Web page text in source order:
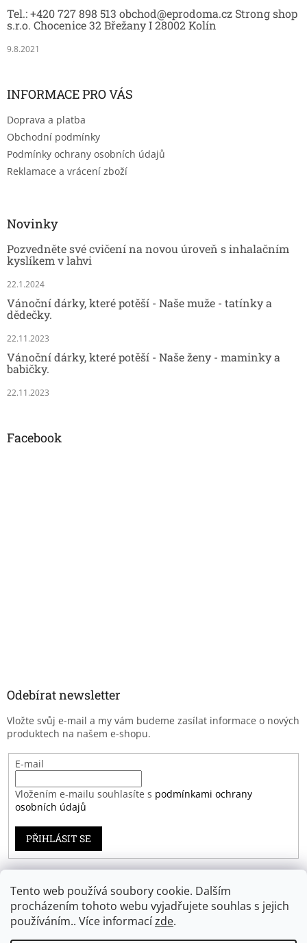
Tento web používá soubory cookie. Dalším
procházením tohoto webu vyjadřujete souhlas s jejich
používáním.. Více informacízde.
Tel.: +420 727 898 513 obchod@eprodoma.cz Strong shop
s.r.o. Chocenice 32 Břežany I 28002 Kolín
9.8.2021
INFORMACE PRO VÁS
Doprava a platba
Obchodní podmínky
Podmínky ochrany osobních údajů
Reklamace a vrácení zboží
Novinky
Pozvedněte své cvičení na novou úroveň s inhalačním
kyslíkem v lahvi
22.1.2024
Vánoční dárky, které potěší - Naše muže - tatínky a
dědečky.
22.11.2023
Vánoční dárky, které potěší - Naše ženy - maminky a
babičky.
22.11.2023
Facebook
Odebírat newsletter
Vložte svůj e-mail a my vám budeme zasílat informace o nových
produktech na našem e-shopu.
E-mail
Vložením e-mailu souhlasíte s podmínkami ochrany
osobních údajů
PŘIHLÁSIT SE
Záruka spokojenosti